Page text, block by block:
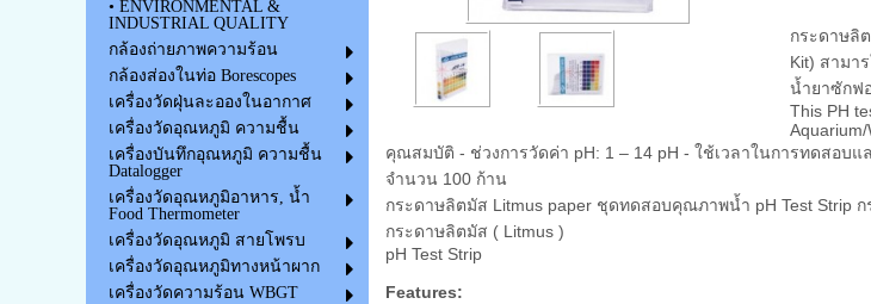
• ENVIRONMENTAL &
INDUSTRIAL QUALITY
กล้องถ่ายภาพความร้อน
กล้องส่องในท่อ Borescopes
เครื่องวัดฝุ่นละอองในอากาศ
เครื่องวัดอุณหภูมิ ความชื้น
เครื่องบันทึกอุณหภูมิ ความชื้น
Datalogger
เครื่องวัดอุณหภูมิอาหาร, น้ำ
Food Thermometer
เครื่องวัดอุณหภูมิ สายโพรบ
เครื่องวัดอุณหภูมิทางหน้าผาก
เครื่องวัดความร้อน WBGT
กระดาษลิ
Kit) สามา
น้ำยาซักฟ
This PH
Aquarium/
คุณสมบัติ - ช่วงการวัดค่า pH: 1 – 14 pH - ใช้เวลาในการทดสอบ
จำนวน 100 ก้าน
กระดาษลิตมัส Litmus paper ชุดทดสอบคุณภาพน้ำ pH Test Strip
กระดาษลิตมัส ( Litmus )
pH Test Strip
Features: